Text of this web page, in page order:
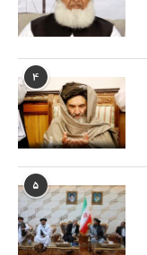
۴
۵